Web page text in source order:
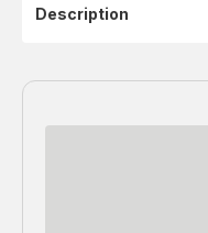
Description